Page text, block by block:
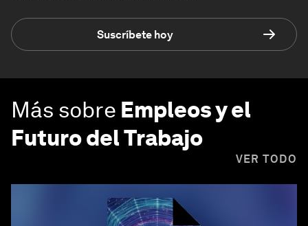
Suscríbete hoy
Más sobre Empleos y el
Futuro del Trabajo
VER TODO